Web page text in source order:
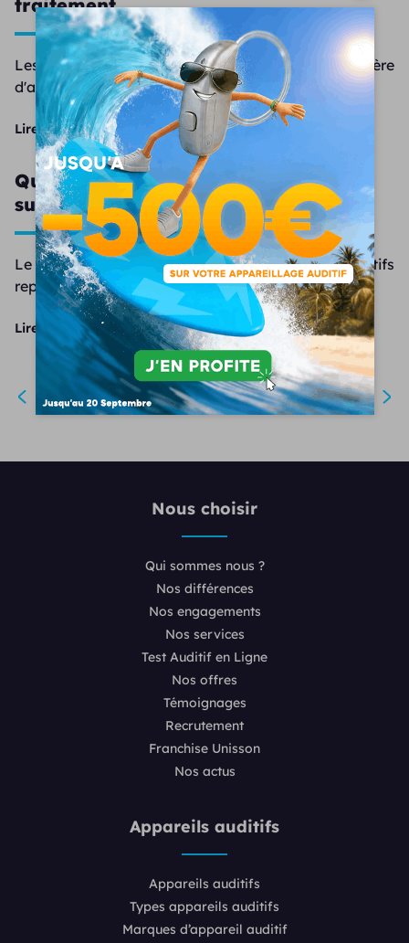
traitement
Les acouphènes pulsatiles sont une forme particulière
d'acou...
Lire la suite
Qu’appelle-t-on les acouphènes
subjectifs ?
Le saviez-vous ? Les acouphènes subjectifs
représentent 95 %...
Lire la suite
1 … 8 9 10 11 12 13 14 … 20
Nous choisir
Qui sommes nous ?
Nos différences
Nos engagements
Nos services
Test Auditif en Ligne
Nos offres
Témoignages
Recrutement
Franchise Unisson
Nos actus
Appareils auditifs
Appareils auditifs
Types appareils auditifs
Marques d’appareil auditif